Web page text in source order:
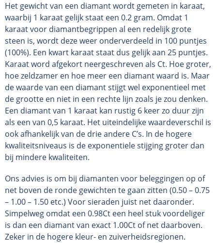
Het gewicht van een diamant wordt gemeten in karaat,
waarbij 1 karaat gelijk staat een 0.2 gram. Omdat 1
karaat voor diamantbegrippen al een redelijk grote
steen is, wordt deze weer onderverdeeld in 100 puntjes
(100%). Een kwart karaat staat dus gelijk aan 25 puntjes.
Karaat word afgekort neergeschreven als Ct. Hoe groter,
hoe zeldzamer en hoe meer een diamant waard is. Maar
de waarde van een diamant stijgt wel exponentieel met
de grootte en niet in een rechte lijn zoals je zou denken.
Een diamant van 1 karaat kan rustig 6 keer zo duur zijn
als een van 0,5 karaat. Het uiteindelijke waardeverschil is
ook afhankelijk van de drie andere C’s. In de hogere
kwaliteitsniveaus is de exponentiele stijging groter dan
bij mindere kwaliteiten.
Ons advies is om bij diamanten voor beleggingen op of
net boven de ronde gewichten te gaan zitten (0.50 – 0.75
– 1.00 – 1.50 etc.) Voor sieraden juist net daaronder.
Simpelweg omdat een 0.98Ct een heel stuk voordeliger
is dan een diamant van exact 1.00Ct of net daarboven.
Zeker in de hogere kleur- en zuiverheidsregionen.